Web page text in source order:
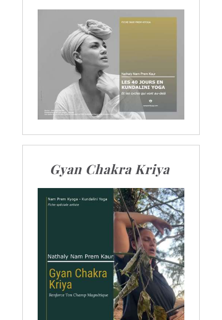
Gyan Chakra Kriya